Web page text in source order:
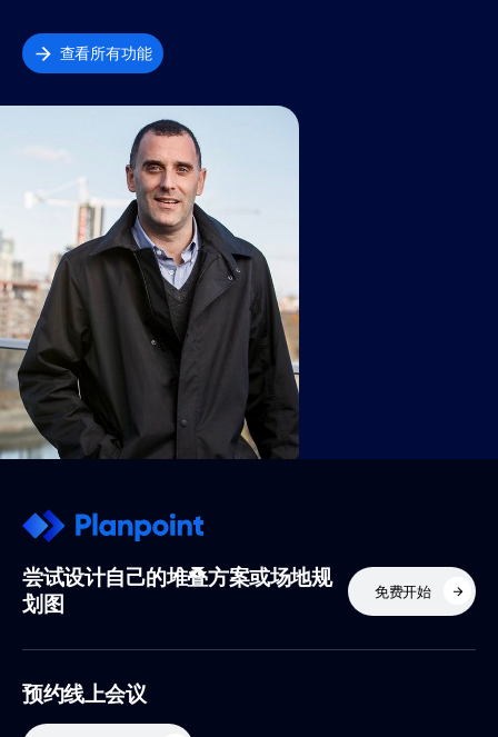
查看所有功能
尝试设计自己的堆叠方案或场地规
划图
免费开始
预约线上会议